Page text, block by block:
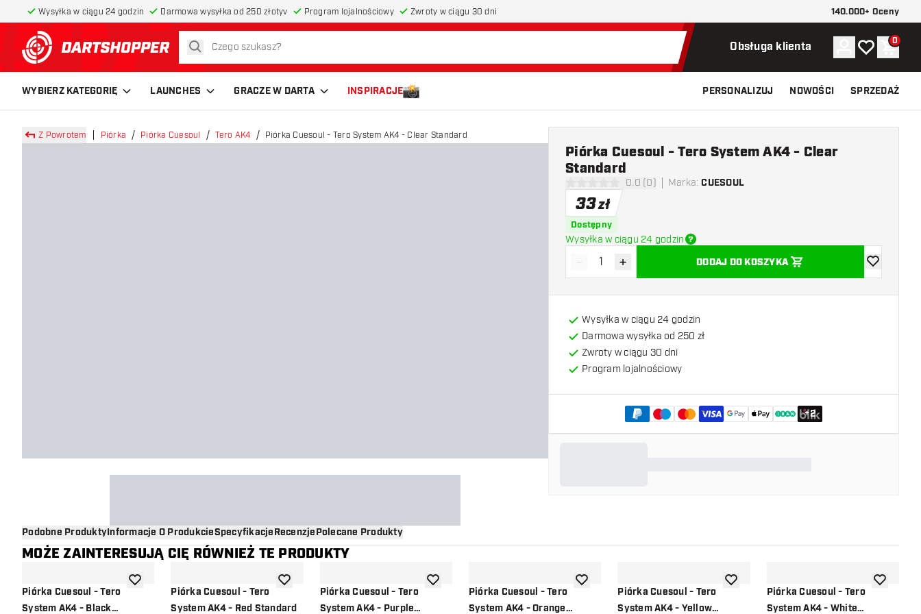
Wysyłka w ciągu 24 godzin Darmowa wysyłka od 250 złotyv Program lojalnościowy Zwroty w ciągu 30 dni 140.000+ Oceny
powrót do strony głównej
szukaj Obsługa klienta Konto
Moja listaKoszyk
0
WYBIERZ KATEGORIĘ LAUNCHES GRACZE W DARTA INSPIRACJE PERSONALIZUJ NOWOŚCI SPRZEDAŻ
Z Powrotem Piórka Piórka Cuesoul Tero AK4 Piórka Cuesoul - Tero System AK4 - Clear Standard
0 gwiazdki oceny0.0 (0) Marka: CUESOUL
Piórka Cuesoul - Tero System AK4 - Clear
Standard
33zł
Dostępny
Wysyłka w ciągu 24 godzin
Zmniejsz ilość
- Zwiększ ilość
+ DODAJ DO KOSZYKA
dodaj do
Wysyłka w ciągu 24 godzin
Darmowa wysyłka od 250 zł
Zwroty w ciągu 30 dni
Program lojalnościowy
+2
Podobne ProduktyInformacje O ProdukcieSpecyfikacjeRecenzjePolecane Produkty
MOŻE ZAINTERESUJĄ CIĘ RÓWNIEŻ TE PRODUKTY
Piórka Cuesoul - Tero
System AK4 - Black
dodaj do listy życzeń
Piórka Cuesoul - Tero
System AK4 - Red Standard
dodaj do listy życzeń
Piórka Cuesoul - Tero
System AK4 - Purple
dodaj do listy życzeń
Piórka Cuesoul - Tero
System AK4 - Orange
dodaj do listy życzeń
Piórka Cuesoul - Tero
System AK4 - Yellow
dodaj do listy życzeń
Piórka Cuesoul - Tero
System AK4 - White
dodaj do